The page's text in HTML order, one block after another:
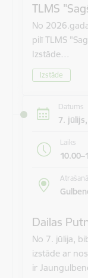
TLMS
No
pilī TLMS
Izstāde…
Izstāde
Datums
7.
Laiks
Dailas
No 7. jūlija,
izstāde ar
ir